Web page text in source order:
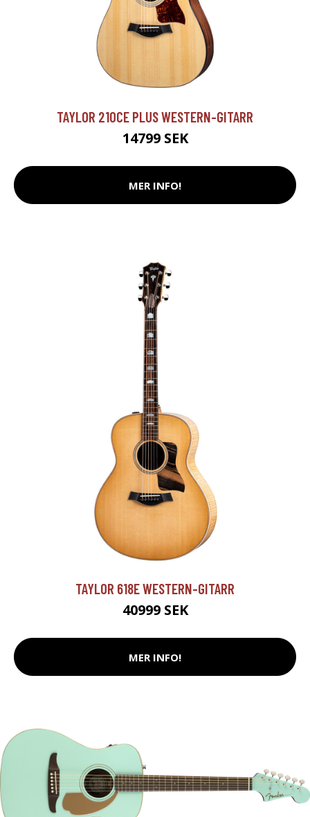
TAYLOR 210CE PLUS WESTERN-GITARR
14799 SEK
MER INFO!
TAYLOR 618E WESTERN-GITARR
40999 SEK
MER INFO!